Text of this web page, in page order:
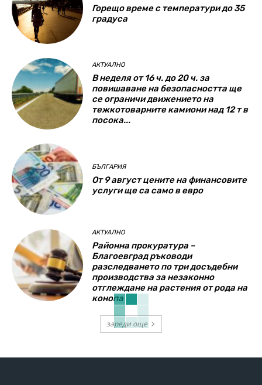
Горещо време с температури до 35
градуса
АКТУАЛНО
В неделя от 16 ч. до 20 ч. за
повишаване на безопасността ще
се ограничи движението на
тежкотоварните камиони над 12 т в
посока...
БЪЛГАРИЯ
От 9 август цените на финансовите
услуги ще са само в евро
АКТУАЛНО
Районна прокуратура –
Благоевград ръководи
разследването по три досъдебни
производства за незаконно
отглеждане на растения от рода на
конопа
зареди още